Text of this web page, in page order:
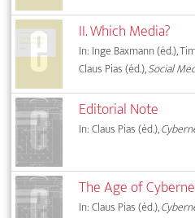
II. Which Media?
In: Inge Baxmann (éd.),
Claus Pias (éd.),Social
Editorial Note
In: Claus Pias (éd.),
The Age of
In: Claus Pias (éd.),